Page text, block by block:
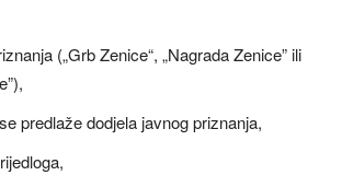
(„Grb Zenice“, „Nagrada Zenice” ili
predlaže dodjela javnog priznanja,